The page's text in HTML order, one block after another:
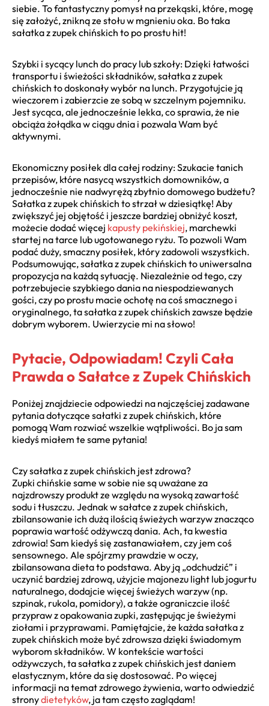
siebie. To fantastyczny pomysł na przekąski, które, mogę
się założyć, znikną ze stołu w mgnieniu oka. Bo taka
sałatka z zupek chińskich to po prostu hit!
Szybki i sycący lunch do pracy lub szkoły: Dzięki łatwości
transportu i świeżości składników, sałatka z zupek
chińskich to doskonały wybór na lunch. Przygotujcie ją
wieczorem i zabierzcie ze sobą w szczelnym pojemniku.
Jest sycąca, ale jednocześnie lekka, co sprawia, że nie
obciąża żołądka w ciągu dnia i pozwala Wam być
aktywnymi.
Ekonomiczny posiłek dla całej rodziny: Szukacie tanich
przepisów, które nasycą wszystkich domowników, a
jednocześnie nie nadwyrężą zbytnio domowego budżetu?
Sałatka z zupek chińskich to strzał w dziesiątkę! Aby
zwiększyć jej objętość i jeszcze bardziej obniżyć koszt,
możecie dodać więcej kapusty pekińskiej, marchewki
startej na tarce lub ugotowanego ryżu. To pozwoli Wam
podać duży, smaczny posiłek, który zadowoli wszystkich.
Podsumowując, sałatka z zupek chińskich to uniwersalna
propozycja na każdą sytuację. Niezależnie od tego, czy
potrzebujecie szybkiego dania na niespodziewanych
gości, czy po prostu macie ochotę na coś smacznego i
oryginalnego, ta sałatka z zupek chińskich zawsze będzie
dobrym wyborem. Uwierzycie mi na słowo!
Pytacie, Odpowiadam! Czyli Cała
Prawda o Sałatce z Zupek Chińskich
Poniżej znajdziecie odpowiedzi na najczęściej zadawane
pytania dotyczące sałatki z zupek chińskich, które
pomogą Wam rozwiać wszelkie wątpliwości. Bo ja sam
kiedyś miałem te same pytania!
Czy sałatka z zupek chińskich jest zdrowa?
Zupki chińskie same w sobie nie są uważane za
najzdrowszy produkt ze względu na wysoką zawartość
sodu i tłuszczu. Jednak w sałatce z zupek chińskich,
zbilansowanie ich dużą ilością świeżych warzyw znacząco
poprawia wartość odżywczą dania. Ach, ta kwestia
zdrowia! Sam kiedyś się zastanawiałem, czy jem coś
sensownego. Ale spójrzmy prawdzie w oczy,
zbilansowana dieta to podstawa. Aby ją „odchudzić” i
uczynić bardziej zdrową, użyjcie majonezu light lub jogurtu
naturalnego, dodajcie więcej świeżych warzyw (np.
szpinak, rukola, pomidory), a także ograniczcie ilość
przypraw z opakowania zupki, zastępując je świeżymi
ziołami i przyprawami. Pamiętajcie, że każda sałatka z
zupek chińskich może być zdrowsza dzięki świadomym
wyborom składników. W kontekście wartości
odżywczych, ta sałatka z zupek chińskich jest daniem
elastycznym, które da się dostosować. Po więcej
informacji na temat zdrowego żywienia, warto odwiedzić
stronydietetyków, ja tam często zaglądam!